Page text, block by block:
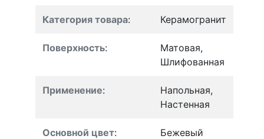
Категория товара: Керамогранит
Поверхность:
Матовая,
Шлифованная
Применение:
Напольная,
Настенная
Основной цвет: Бежевый